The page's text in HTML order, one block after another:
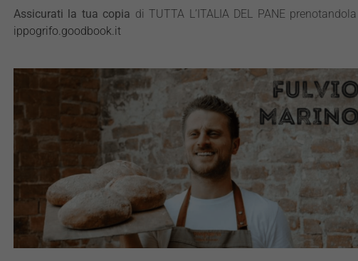
Assicurati la tua copia di TUTTA L’ITALIA DEL PANE
ippogrifo.goodbook.it